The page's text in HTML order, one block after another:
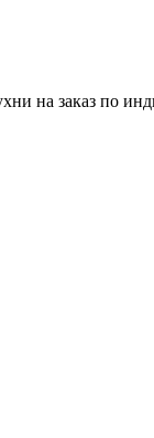
на заказ по